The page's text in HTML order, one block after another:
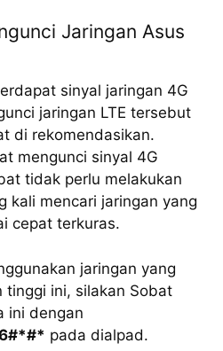
Jaringan Asus
sinyal jaringan 4G
jaringan LTE tersebut
di rekomendasikan.
mengunci sinyal 4G
tidak perlu melakukan
kali mencari jaringan yang
cepat terkuras.
jaringan yang
ini, silakan Sobat
ini dengan
pada dialpad.